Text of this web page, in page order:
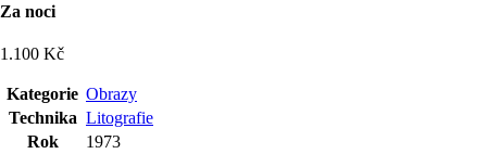
Za noci
1.100 Kč
Kategorie Obrazy
Technika Litografie
Rok
1973